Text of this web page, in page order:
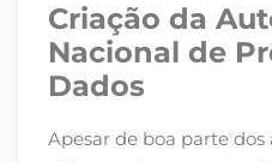
Criação da
Nacional de
Dados
Apesar de boa parte